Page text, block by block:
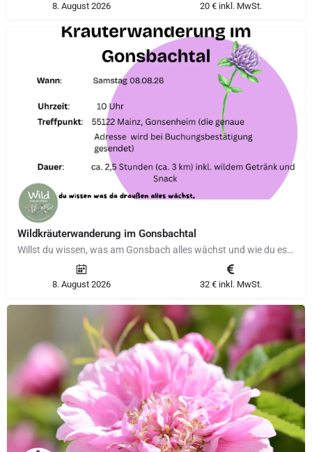
8. August 2026 20 € inkl. MwSt.
Wildkräuterwanderung im Gonsbachtal
Willst du wissen, was am Gonsbach alles wächst und wie du es in der Küche, der Hausapotheke und der…
8. August 2026 32 € inkl. MwSt.